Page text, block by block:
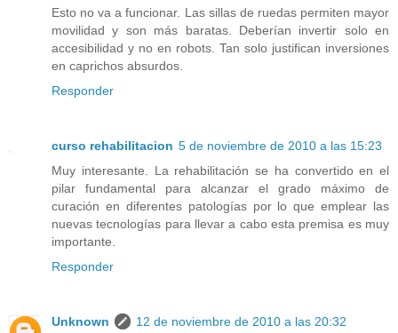
Esto no va a funcionar. Las sillas de ruedas permiten mayor
movilidad y son más baratas. Deberían invertir solo en
accesibilidad y no en robots. Tan solo justifican inversiones
en caprichos absurdos.
Responder
curso rehabilitacion 5 de noviembre de 2010 a las 15:23
Muy interesante. La rehabilitación se ha convertido en el
pilar fundamental para alcanzar el grado máximo de
curación en diferentes patologías por lo que emplear las
nuevas tecnologías para llevar a cabo esta premisa es muy
importante.
Responder
Unknown
12 de noviembre de 2010 a las 20:32